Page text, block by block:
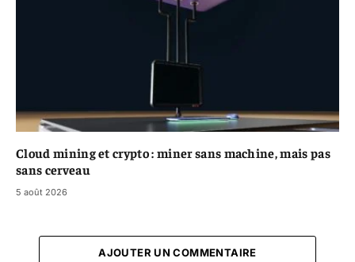
Cloud mining et crypto : miner sans machine, mais pas
sans cerveau
5 août 2026
AJOUTER UN COMMENTAIRE